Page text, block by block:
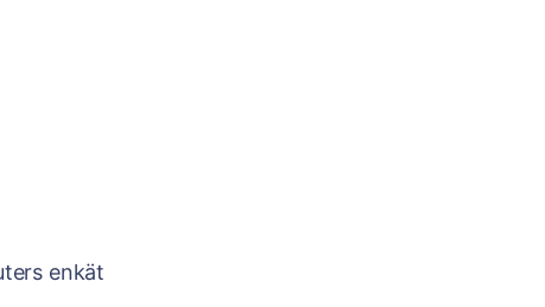
enkät